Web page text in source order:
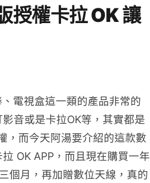
授權卡拉 OK 讓
電視盒這一類的產品非常的
音或是卡拉OK等，其實都是
，而今天阿湯要介紹的這款數
OK APP，而且現在購買一年
個月，再加贈數位天線，真的